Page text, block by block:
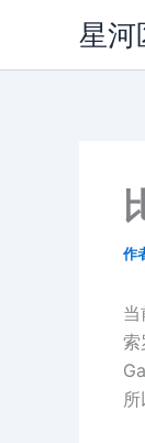
内
星河
作
索